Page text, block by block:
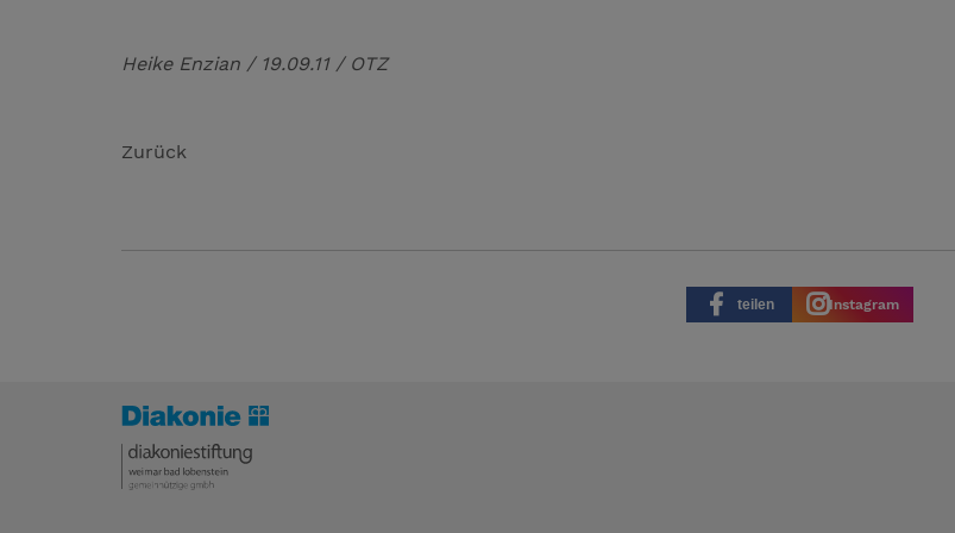
Heike Enzian / 19.09.11 / OTZ
Zurück
teilen Instagram